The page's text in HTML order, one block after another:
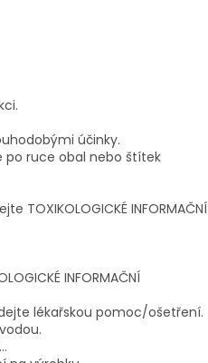
účinky.
ruce obal nebo štítek
TOXIKOLOGICKÉ INFORMAČNÍ
INFORMAČNÍ
lékařskou pomoc/ošetření.